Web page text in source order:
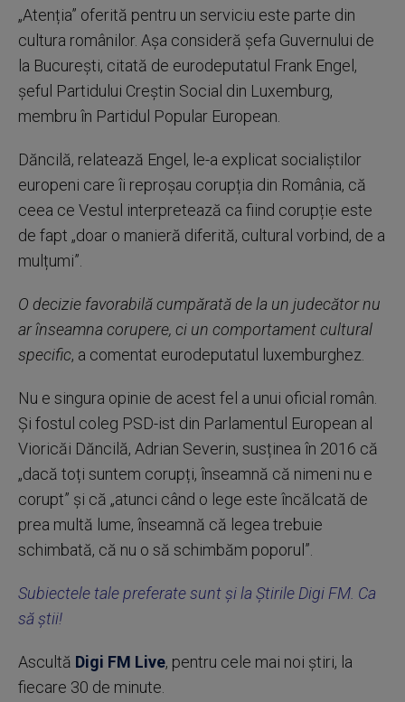
„Atenția” oferită pentru un serviciu este parte din
cultura românilor. Așa consideră șefa Guvernului de
la București, citată de eurodeputatul Frank Engel,
șeful Partidului Creștin Social din Luxemburg,
membru în Partidul Popular European.
Dăncilă, relatează Engel, le-a explicat socialiștilor
europeni care îi reproșau corupția din România, că
ceea ce Vestul interpretează ca fiind corupție este
de fapt „doar o manieră diferită, cultural vorbind, de a
mulțumi”.
O decizie favorabilă cumpărată de la un judecător nu
ar înseamna corupere, ci un comportament cultural
specific, a comentat eurodeputatul luxemburghez.
Nu e singura opinie de acest fel a unui oficial român.
Și fostul coleg PSD-ist din Parlamentul European al
Vioricăi Dăncilă, Adrian Severin, susținea în 2016 că
„dacă toți suntem corupți, înseamnă că nimeni nu e
corupt” și că „atunci când o lege este încălcată de
prea multă lume, înseamnă că legea trebuie
schimbată, că nu o să schimbăm poporul”.
Subiectele tale preferate sunt și la Știrile Digi FM. Ca
să știi!
Ascultă Digi FM Live, pentru cele mai noi știri, la
fiecare 30 de minute.